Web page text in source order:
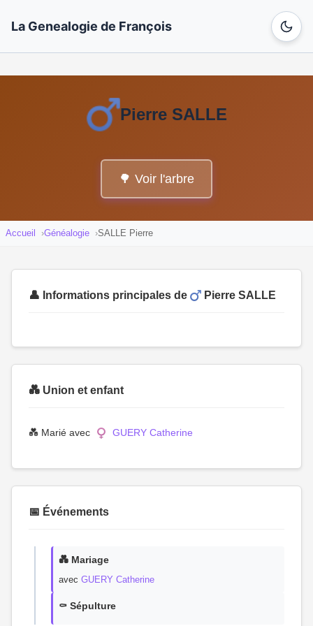
La Genealogie de François
Pierre SALLE
🌳 Voir l'arbre
Accueil Généalogie SALLE Pierre
👤 Informations principales de Pierre SALLE
💑 Union et enfant
💑 Marié avec GUERY Catherine
📅 Événements
💑 Mariage
avec GUERY Catherine
⚰️ Sépulture